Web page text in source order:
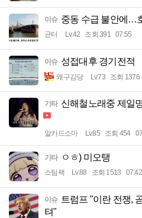
이슈 중동 수급 불안에…
균터 Lv.42 조회 391 07:55
이슈 성접대후 경기전적
왜구김당 Lv.73 조회 1376
기타 신해철노래중 제일
알카드소마 Lv.85 조회 454
기타 ㅇㅎ) 미오탱
스팀팩 Lv.88 조회 1513 07:42
이슈
트럼프 "이란 전쟁,
텨"